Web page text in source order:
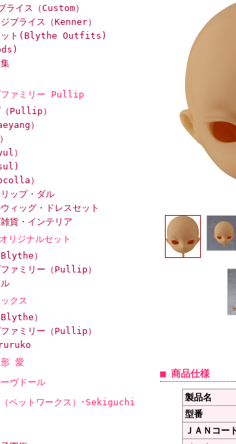
ライス（Custom）
ブライス（Kenner）
ット(Blythe Outfits)
ファミリー Pullip
（Pullip）
）
）
）
ップ・ダル
ィッグ・ドレスセット
貨・インテリア
リジナルセット
Blythe）
ファミリー（Pullip）
クス
Blythe）
ファミリー（Pullip）
ruruko
形 愛
ヴドール
ペットワークス）･Sekiguchi
■ 商品仕様
製品名
型番
ＪＡＮコー